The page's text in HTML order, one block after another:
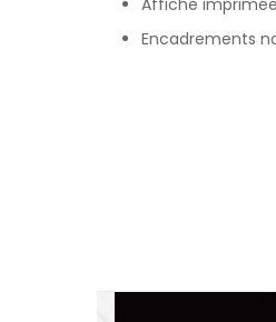
Encadrements